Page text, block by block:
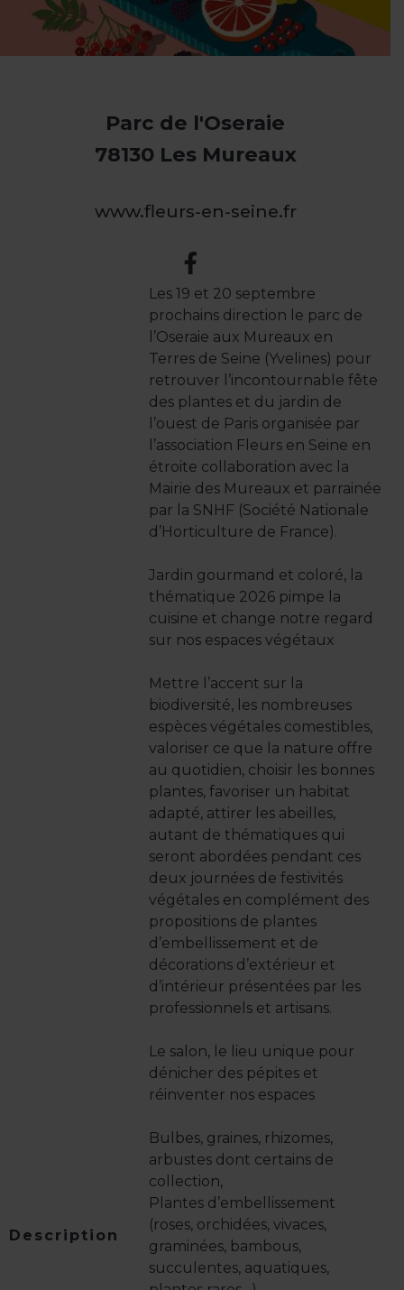
Parc de l'Oseraie
78130 Les Mureaux
www.fleurs-en-seine.fr
Description
Les 19 et 20 septembre
prochains direction le parc de
l’Oseraie aux Mureaux en
Terres de Seine (Yvelines) pour
retrouver l’incontournable fête
des plantes et du jardin de
l’ouest de Paris organisée par
l’association Fleurs en Seine en
étroite collaboration avec la
Mairie des Mureaux et parrainée
par la SNHF (Société Nationale
d’Horticulture de France).
Jardin gourmand et coloré, la
thématique 2026 pimpe la
cuisine et change notre regard
sur nos espaces végétaux
Mettre l’accent sur la
biodiversité, les nombreuses
espèces végétales comestibles,
valoriser ce que la nature offre
au quotidien, choisir les bonnes
plantes, favoriser un habitat
adapté, attirer les abeilles,
autant de thématiques qui
seront abordées pendant ces
deux journées de festivités
végétales en complément des
propositions de plantes
d’embellissement et de
décorations d’extérieur et
d’intérieur présentées par les
professionnels et artisans.
Le salon, le lieu unique pour
dénicher des pépites et
réinventer nos espaces
Bulbes, graines, rhizomes,
arbustes dont certains de
collection,
Plantes d’embellissement
(roses, orchidées, vivaces,
graminées, bambous,
succulentes, aquatiques,